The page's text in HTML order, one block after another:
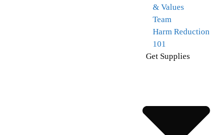
& Values
Team
Harm Reduction
101
Get Supplies